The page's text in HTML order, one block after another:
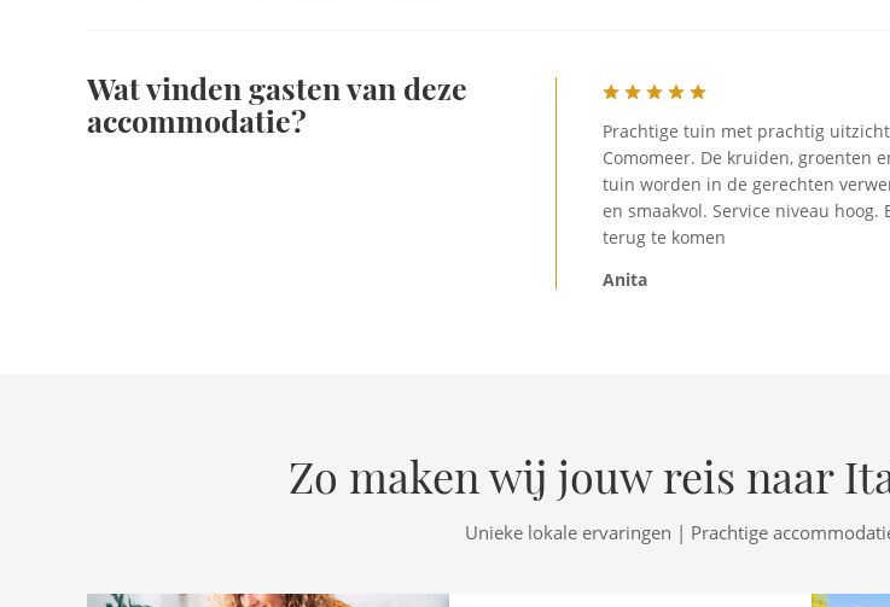
Wat vinden gasten van deze
accommodatie?
Prachtige tuin met prachtig
Comomeer. De kruiden, groenten
tuin worden in de gerechten
en smaakvol. Service niveau hoog.
terug te komen
Anita
Zo maken wij jouw reis naar
Unieke lokale ervaringen | Prachtige